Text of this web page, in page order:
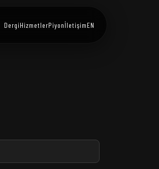
DergiHizmetlerPiyonİletişimEN